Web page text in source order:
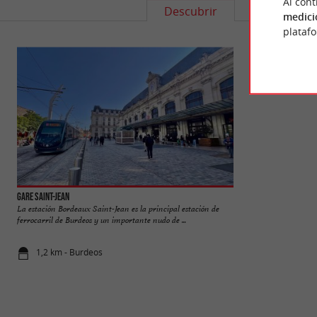
Descubrir
Gare Saint-Jean
La estación Bordeaux Saint-Jean es la principal estación de
ferrocarril de Burdeos y un importante nudo de ...
1,2 km - Burdeos